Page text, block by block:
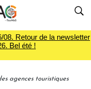
Retour de la newsletter
Bel été !
agences touristiques